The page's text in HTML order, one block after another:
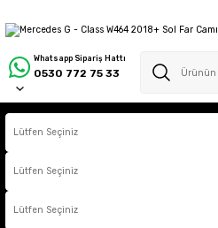
Whatsapp Sipariş Hattı
0530 772 75 33